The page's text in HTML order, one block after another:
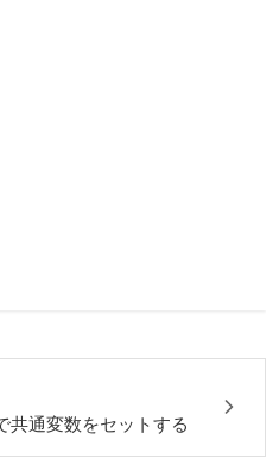
共通変数をセットする